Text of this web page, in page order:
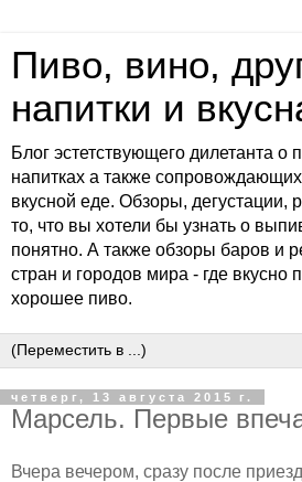
Пиво, вино,
напитки и
Блог эстетствующего дилетанта о
напитках а также сопровождающих
вкусной еде. Обзоры, дегустации,
то, что вы хотели бы узнать о
понятно. А также обзоры баров и
стран и городов мира - где вкусно
хорошее пиво.
четверг, 13 августа 2015 г.
Марсель. Первые
Вчера вечером, сразу после